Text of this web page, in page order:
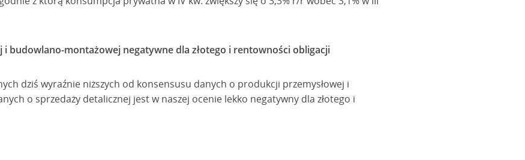
i budowlano-montażowej negatywne dla złotego i rentowności obligacji
dziś wyraźnie niższych od konsensusu danych o produkcji przemysłowej i
o sprzedaży detalicznej jest w naszej ocenie lekko negatywny dla złotego i